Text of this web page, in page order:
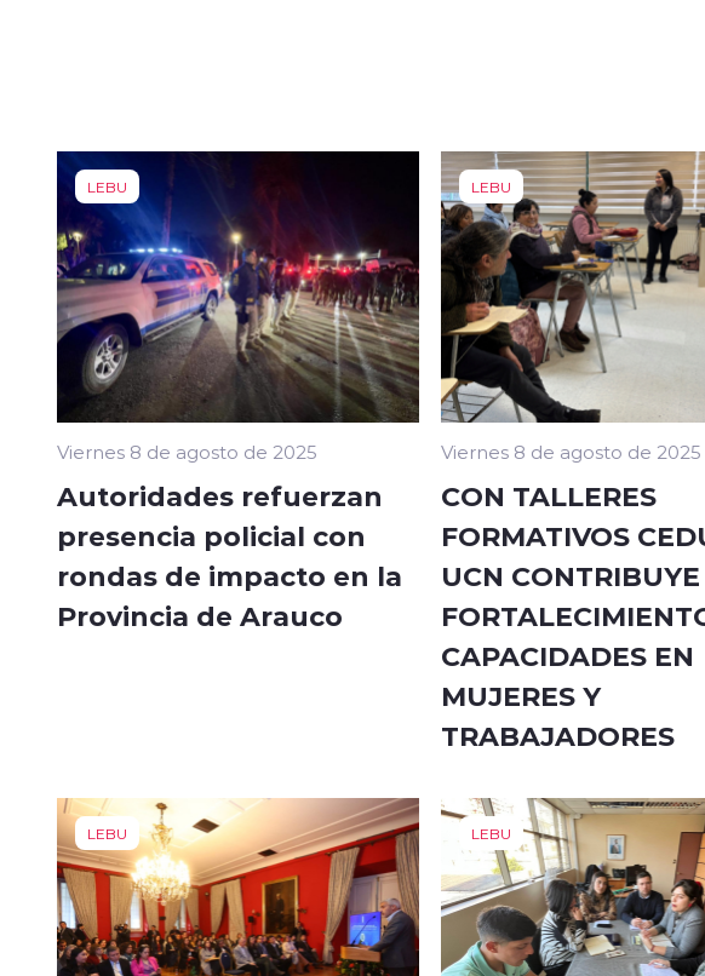
LEBU
Viernes 8 de agosto de 2025
Autoridades refuerzan
presencia policial con
rondas de impacto en la
Provincia de Arauco
LEBU
Viernes 8 de agosto de 2025
CON TALLERES
FORMATIVOS
UCN
CAPACIDADES EN
MUJERES Y
TRABAJADORES
LEBU LEBU